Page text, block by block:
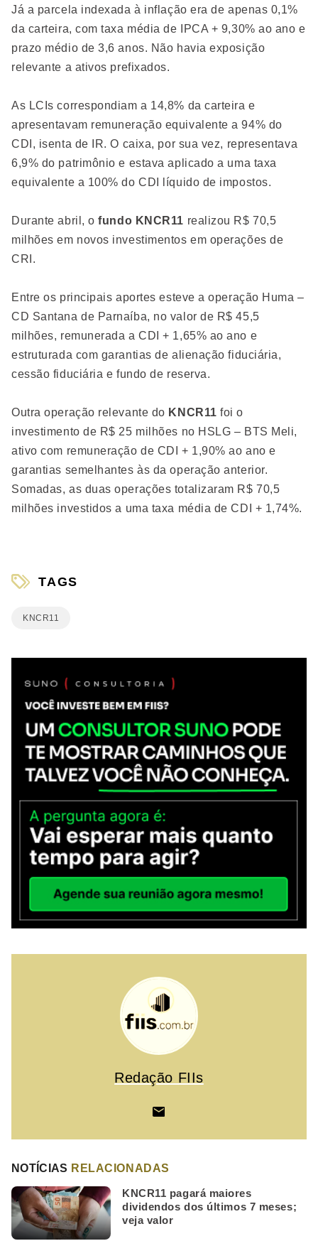
Já a parcela indexada à inflação era de apenas 0,1%
da carteira, com taxa média de IPCA + 9,30% ao ano e
prazo médio de 3,6 anos. Não havia exposição
relevante a ativos prefixados.
As LCIs correspondiam a 14,8% da carteira e
apresentavam remuneração equivalente a 94% do
CDI, isenta de IR. O caixa, por sua vez, representava
6,9% do patrimônio e estava aplicado a uma taxa
equivalente a 100% do CDI líquido de impostos.
Durante abril, ofundo KNCR11 realizou R$ 70,5
milhões em novos investimentos em operações de
CRI.
Entre os principais aportes esteve a operação Huma –
CD Santana de Parnaíba, no valor de R$ 45,5
milhões, remunerada a CDI + 1,65% ao ano e
estruturada com garantias de alienação fiduciária,
cessão fiduciária e fundo de reserva.
Outra operação relevante do KNCR11 foi o
investimento de R$ 25 milhões no HSLG – BTS Meli,
ativo com remuneração de CDI + 1,90% ao ano e
garantias semelhantes às da operação anterior.
Somadas, as duas operações totalizaram R$ 70,5
milhões investidos a uma taxa média de CDI + 1,74%.
TAGS
KNCR11
Redação FIIs
NOTÍCIAS RELACIONADAS
KNCR11 pagará maiores
dividendos dos últimos 7 meses;
veja valor